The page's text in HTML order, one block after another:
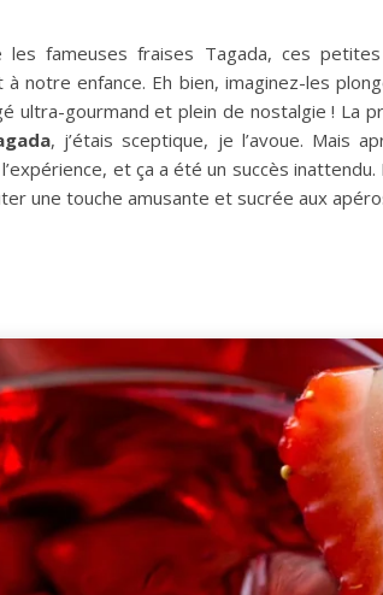
les fameuses fraises Tagada, ces
notre enfance. Eh bien, imaginez-les
ultra-gourmand et plein de nostalgie ! La
, j’étais sceptique, je l’avoue. Mais
et ça a été un succès
une touche amusante et sucrée aux